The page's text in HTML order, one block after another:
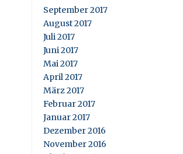
September 2017
August 2017
Juli 2017
Juni 2017
Mai 2017
April 2017
März 2017
Februar 2017
Januar 2017
Dezember 2016
November 2016